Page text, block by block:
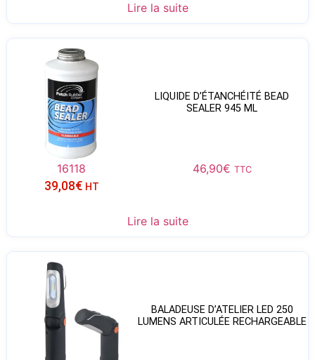
Lire la suite
LIQUIDE D’ÉTANCHÉITÉ BEAD
SEALER 945 ML
16118 46,90€ TTC
39,08€ HT
Lire la suite
BALADEUSE D’ATELIER LED 250
LUMENS ARTICULÉE RECHARGEABLE